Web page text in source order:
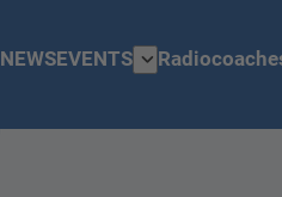
NEWSEVENTS expand_more